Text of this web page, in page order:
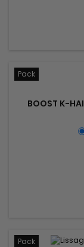
con
keratina
eficazmente el
Pack
BOOST K-
Pack